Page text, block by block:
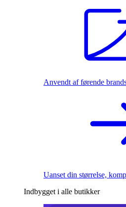
Anvendt af førende
Uanset din størrelse,
Indbygget i alle butikker